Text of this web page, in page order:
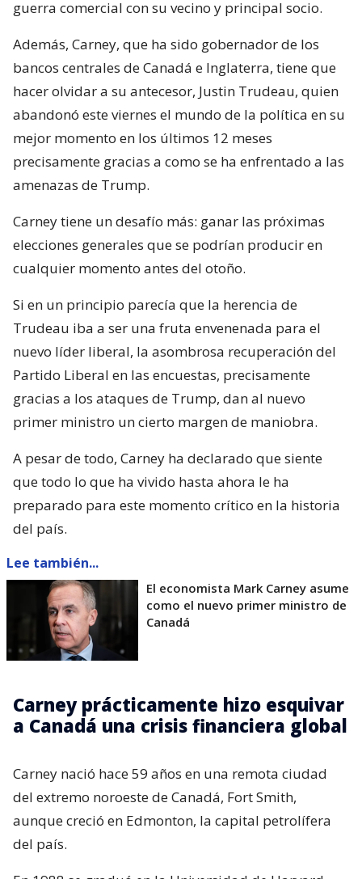
guerra comercial con su vecino y principal socio.
Además, Carney, que ha sido gobernador de los
bancos centrales de Canadá e Inglaterra, tiene que
hacer olvidar a su antecesor, Justin Trudeau, quien
abandonó este viernes el mundo de la política en su
mejor momento en los últimos 12 meses
precisamente gracias a como se ha enfrentado a las
amenazas de Trump.
Carney tiene un desafío más: ganar las próximas
elecciones generales que se podrían producir en
cualquier momento antes del otoño.
Si en un principio parecía que la herencia de
Trudeau iba a ser una fruta envenenada para el
nuevo líder liberal, la asombrosa recuperación del
Partido Liberal en las encuestas, precisamente
gracias a los ataques de Trump, dan al nuevo
primer ministro un cierto margen de maniobra.
A pesar de todo, Carney ha declarado que siente
que todo lo que ha vivido hasta ahora le ha
preparado para este momento crítico en la historia
del país.
Lee también...
El economista Mark Carney asume
como el nuevo primer ministro de
Canadá
Carney prácticamente hizo esquivar
a Canadá una crisis financiera global
Carney nació hace 59 años en una remota ciudad
del extremo noroeste de Canadá, Fort Smith,
aunque creció en Edmonton, la capital petrolífera
del país.